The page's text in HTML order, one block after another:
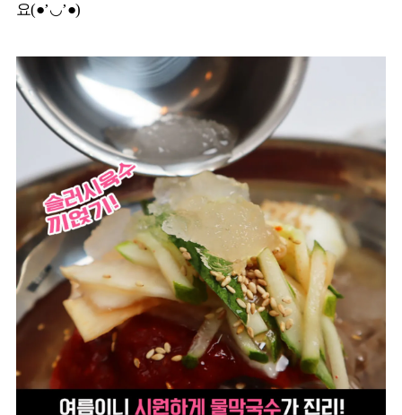
요(●’◡’●)